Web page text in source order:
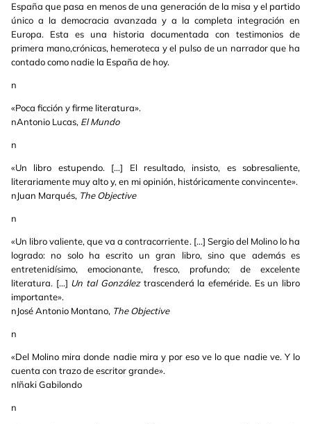
España que pasa en menos de una generación de la misa y el partido
único a la democracia avanzada y a la completa integración en
Europa. Esta es una historia documentada con testimonios de
primera mano,crónicas, hemeroteca y el pulso de un narrador que ha
contado como nadie la España de hoy.
n
«Poca ficción y firme literatura».
nAntonio Lucas, El Mundo
n
«Un libro estupendo. [...] El resultado, insisto, es sobresaliente,
literariamente muy alto y, en mi opinión, históricamente convincente».
nJuan Marqués, The Objective
n
«Un libro valiente, que va a contracorriente. [...] Sergio del Molino lo ha
logrado: no solo ha escrito un gran libro, sino que además es
entretenidísimo, emocionante, fresco, profundo; de excelente
literatura. [...] Un tal Gonzáleztrascenderá la efeméride. Es un libro
importante».
nJosé Antonio Montano, The Objective
n
«Del Molino mira donde nadie mira y por eso ve lo que nadie ve. Y lo
cuenta con trazo de escritor grande».
nIñaki Gabilondo
n